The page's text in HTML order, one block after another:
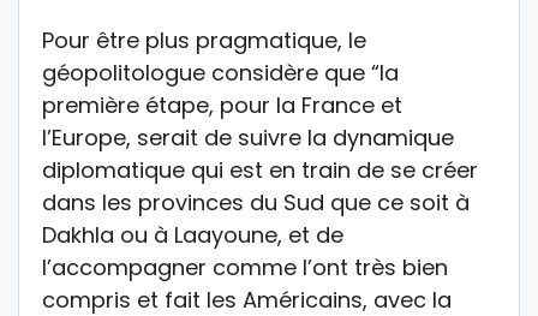
Pour être plus pragmatique, le
géopolitologue considère que “la
première étape, pour la France et
l’Europe, serait de suivre la dynamique
diplomatique qui est en train de se créer
dans les provinces du Sud que ce soit à
Dakhla ou à Laayoune, et de
l’accompagner comme l’ont très bien
compris et fait les Américains, avec la